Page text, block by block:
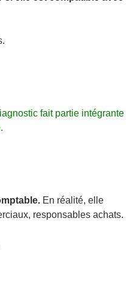
fait partie intégrante
En réalité, elle
responsables achats.